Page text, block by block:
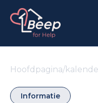
Hoofdpagina/
Informatie